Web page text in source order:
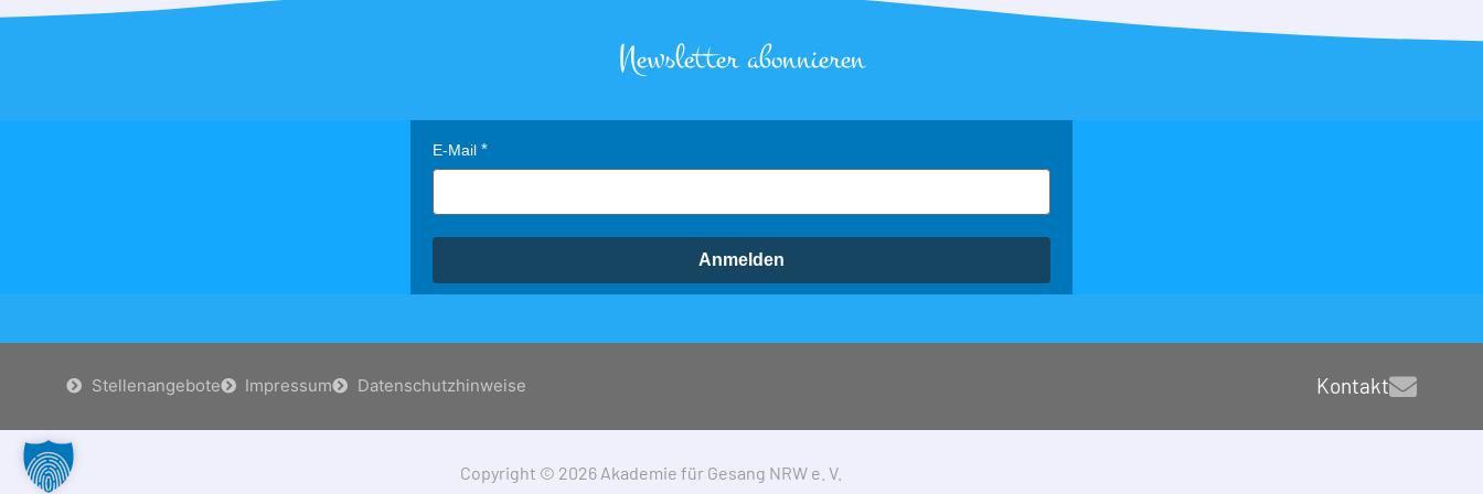
Newsletter abonnieren
E-Mail
Anmelden
Stellenangebote Impressum Datenschutzhinweise Kontakt
Copyright © 2026 Akademie für Gesang NRW e. V.